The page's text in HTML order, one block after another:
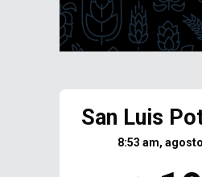
San Luis
8:53 am,